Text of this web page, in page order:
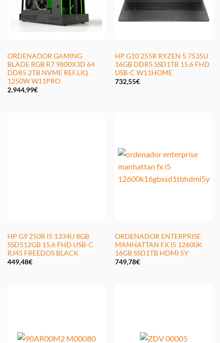
ORDENADOR GAMING
BLADE RGB R7 9800X3D 64
DDR5 2TB NVME REF.LIQ
1250W W11PRO
2.944,99€
HP G10 255R RYZEN 5 7535U
16GB DDR5 SSD1TB 15.6 FHD
USB-C W11HOME
732,55€
HP G9 250R I5 1334U 8GB
SSD512GB 15.6 FHD USB-C
RJ45 FREEDOS BLACK
449,48€
ORDENADOR ENTERPRISE
MANHATTAN FX I5 12600K
16GB SSD1TB HDMI 5Y
749,78€